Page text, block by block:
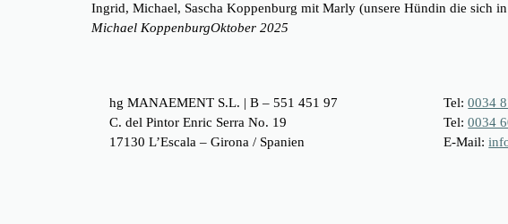
Ingrid, Michael, Sascha Koppenburg mit Marly (unsere Hündin die sich
Michael KoppenburgOktober 2025
hg MANAEMENT S.L. | B – 551 451 97
C. del Pintor Enric Serra No. 19
17130 L’Escala – Girona / Spanien
Tel:0034
Tel:0034
E-Mail: